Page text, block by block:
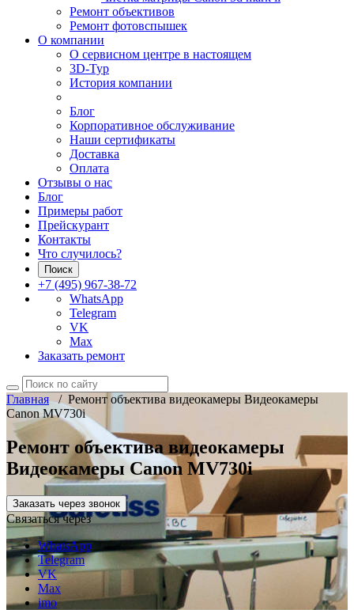
Ремонт объективов
Ремонт фотовспышек
О компании
О сервисном центре в настоящем
3D-Тур
История компании
Блог
Корпоративное обслуживание
Наши сертификаты
Доставка
Оплата
Отзывы о нас
Блог
Примеры работ
Прейскурант
Контакты
Что случилось?
Поиск
+7 (495) 967-38-72
WhatsApp
Telegram
VK
Max
Заказать ремонт
Главная/ Ремонт объектива видеокамеры Видеокамеры
Canon MV730i
Ремонт объектива видеокамеры
Видеокамеры Canon MV730i
Заказать через звонок
Связаться через
WhatsApp
Telegram
VK
Max
imo